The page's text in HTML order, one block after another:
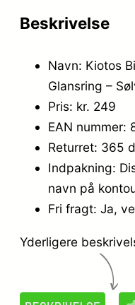
Beskrivelse
Navn: Kiotos
Glansring –
Pris: kr. 249
EAN nummer:
Returret: 365
Indpakning:
navn på
Fri fragt: Ja,
Yderligere